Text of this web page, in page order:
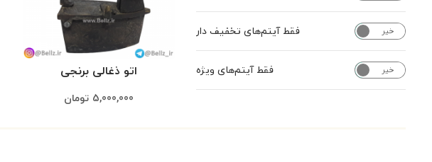
خیر فقط آیتم‌های تخفیف دار
خیر فقط آیتم‌های ویژه اتو ذغالی برنجی
5,000,000 تومان